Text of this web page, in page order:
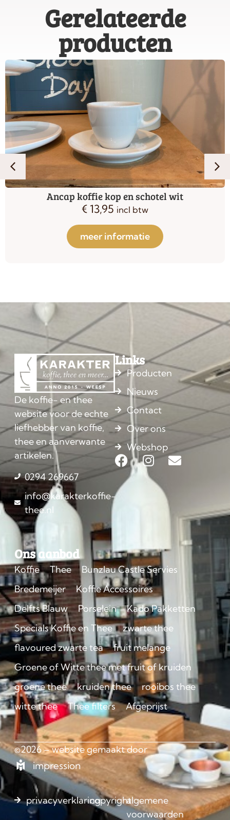
Gerelateerde
producten
Ancap koffie kop en schotel wit
€ 13,95 incl btw
meer informatie
De koffie- en thee
website voor de echte
liefhebber van koffie,
thee en aanverwante
artikelen.
0294 269667
info@karakterkoffie-
thee.nl
Links
Producten
Nieuws
Contact
Over ons
Webshop
Ons aanbod
Koffie Thee
Bunzlau Castle Servies
Bredemeijer
Koffie Accessoires
Delfts Blauw
Porselein
Kado Pakketten
Specials Koffie en Thee
zwarte thee
flavoured zwarte tea
fruit melange
Groene of Witte thee met fruit of kruiden
groene thee
kruiden thee
rooibos thee
witte thee
Thee filters Afgeprijst
©2026 – website gemaakt door
impression
privacyverklaringcopyrightalgemene
voorwaarden